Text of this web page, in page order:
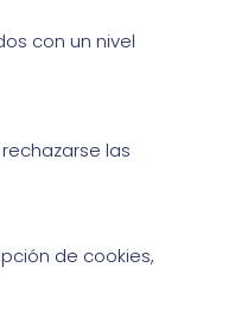
con un nivel
las
de cookies,